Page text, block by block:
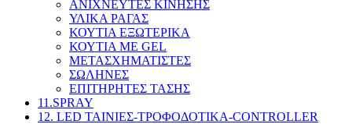
ΑΝΙΧΝΕΥΤΕΣ ΚΙΝΗΣΗΣ
ΥΛΙΚΑ ΡΑΓΑΣ
ΚΟΥΤΙΑ ΕΞΩΤΕΡΙΚΑ
ΚΟΥΤΙΑ ΜΕ GEL
ΜΕΤΑΣΧΗΜΑΤΙΣΤΕΣ
ΣΩΛΗΝΕΣ
ΕΠΙΤΗΡΗΤΕΣ ΤΑΣΗΣ
11.SPRAY
12. LED ΤΑΙΝΙΕΣ-ΤΡΟΦΟΔΟΤΙΚΑ-CONTROLLER